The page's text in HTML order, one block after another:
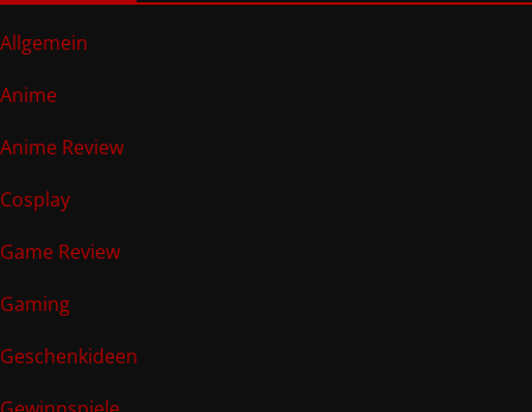
Allgemein
Anime
Anime Review
Cosplay
Game Review
Gaming
Geschenkideen